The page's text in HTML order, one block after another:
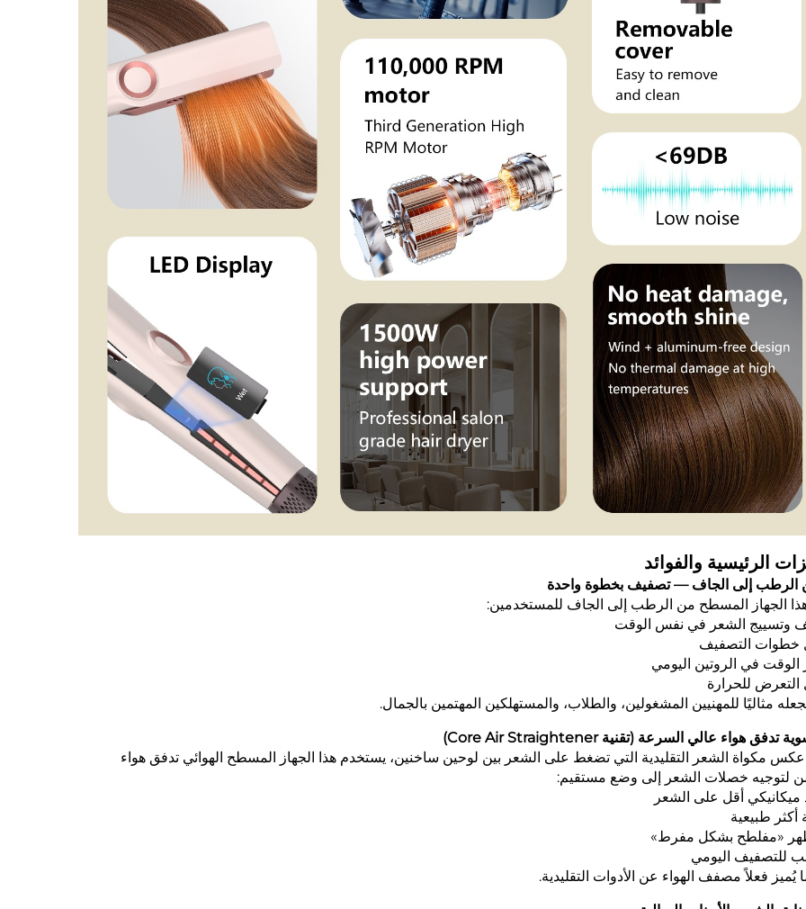
الرئيسية والفوائد
هذا الجهاز المسطح من الرطب إلى الجاف للمستخدمين:
وتسييج الشعر في نفس الوقت
خطوات التصفيف
الوقت في الروتين اليومي
التعرض للحرارة
مثاليًا للمهنيين المشغولين، والطلاب، والمستهلكين المهتمين بالجمال.
مكواة الشعر التقليدية التي تضغط على الشعر بين لوحين ساخنين، يستخدم هذا الجهاز المسطح الهوائي تدفق هواء
لتوجيه خصلات الشعر إلى وضع مستقيم:
ميكانيكي أقل على الشعر
أكثر طبيعية
«مفلطح بشكل مفرط»
للتصفيف اليومي
يُميز فعلاً مصفف الهواء عن الأدوات التقليدية.